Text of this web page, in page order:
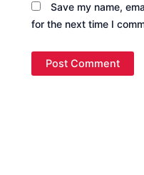
Save my name,
for the next time I